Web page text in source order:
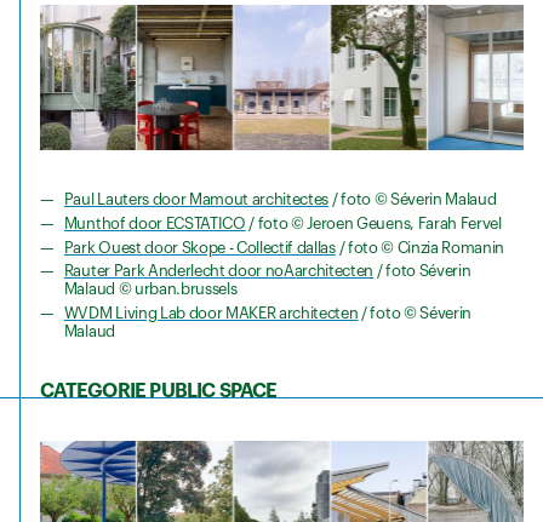
Paul Lauters door Mamout architectes / foto © Séverin Malaud
Munthof door ECSTATICO / foto © Jeroen Geuens, Farah Fervel
Park Ouest door Skope - Collectif dallas/ foto © Cinzia Romanin
Rauter Park Anderlecht door noAarchitecten / foto Séverin
Malaud © urban.brussels
WVDM Living Lab door MAKER architecten / foto © Séverin
Malaud
CATEGORIE PUBLIC SPACE